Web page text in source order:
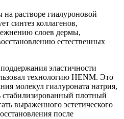
растворе гиалуроновой
синтез коллагенов,
слоев дермы,
естественных
эластичности
технологию HENM. Это
молекул гиалуроната натрия,
стабилизированный плотный
выраженного эстетического
после